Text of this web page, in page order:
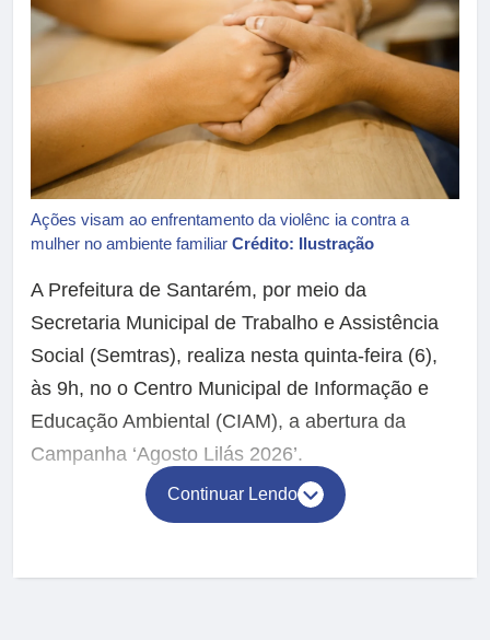
Ações visam ao enfrentamento da violênc ia contra a
mulher no ambiente familiar Crédito: Ilustração
A Prefeitura de Santarém, por meio da
Secretaria Municipal de Trabalho e Assistência
Social (Semtras), realiza nesta quinta-feira (6),
às 9h, no o Centro Municipal de Informação e
Educação Ambiental (CIAM), a abertura da
Campanha ‘Agosto Lilás 2026’.
Continuar Lendo